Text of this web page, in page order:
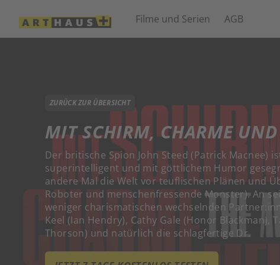
Filme und Serien AGB
ZURÜCK ZUR ÜBERSICHT
MIT SCHIRM, CHARME UND
Der britische Spion John Steed (Patrick Macnee)
superintelligent und mit göttlichem Humor
andere Mal die Welt vor teuflischen Plänen und
Roboter und menschenfressende Monster). An
weniger charismatischen wechselnden
Keel (Ian Hendry), Cathy Gale (Honor Blackman),
Thorson) und natürlich die schlagfertige Dr.